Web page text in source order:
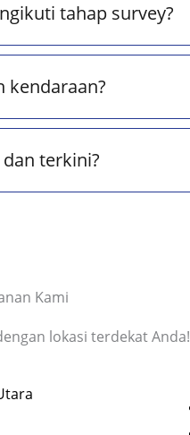
tahap survey?
kendaraan?
terkini?
Kami
lokasi terdekat Anda!